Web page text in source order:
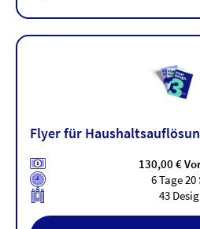
Flyer für
130,00 €
6 Tage 20
43